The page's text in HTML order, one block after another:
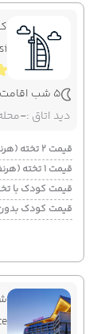
5 شب اقامت
دید اتاق :-
قیمت 2 تخته (هرنفر)
قیمت 1 تخته (هرنفر)
قیمت کودک با
قیمت کودک